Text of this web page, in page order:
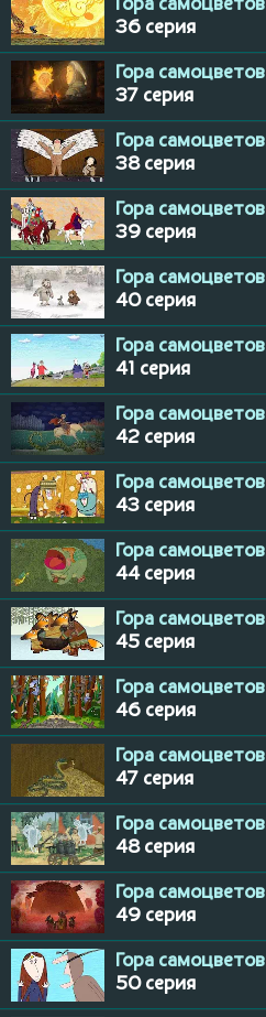
Гора самоцветов
36 серия
Гора самоцветов
37 серия
Гора самоцветов
38 серия
Гора самоцветов
39 серия
Гора самоцветов
40 серия
Гора самоцветов
41 серия
Гора самоцветов
42 серия
Гора самоцветов
43 серия
Гора самоцветов
44 серия
Гора самоцветов
45 серия
Гора самоцветов
46 серия
Гора самоцветов
47 серия
Гора самоцветов
48 серия
Гора самоцветов
49 серия
Гора самоцветов
50 серия